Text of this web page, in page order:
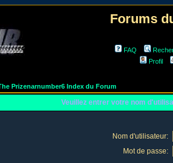
Forums
FAQ
Profil
Prizenarnumber6 Index du Forum
Veuillez entrer votre nom
Nom d'utilisateur:
Mot de passe: